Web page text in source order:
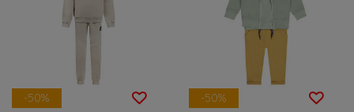
-50% -50%